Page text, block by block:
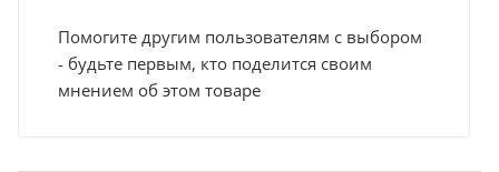
Помогите другим пользователям с выбором
- будьте первым, кто поделится своим
мнением об этом товаре